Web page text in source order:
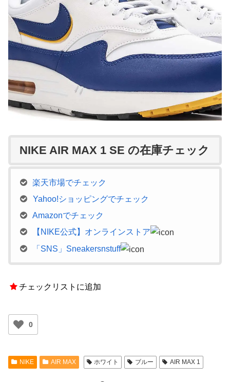
NIKE AIR MAX 1 SE の在庫チェック
楽天市場でチェック
Yahoo!ショッピングでチェック
Amazonでチェック
【NIKE公式】オンラインストア
「SNS」Sneakersnstuff
チェックリストに追加
0
NIKE AIR MAX ホワイト ブルー AIR MAX 1